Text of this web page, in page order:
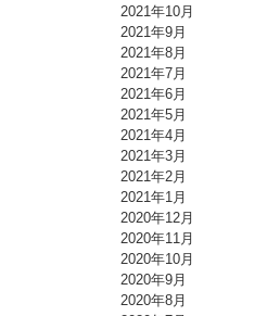
2021年10月
2021年9月
2021年8月
2021年7月
2021年6月
2021年5月
2021年4月
2021年3月
2021年2月
2021年1月
2020年12月
2020年11月
2020年10月
2020年9月
2020年8月